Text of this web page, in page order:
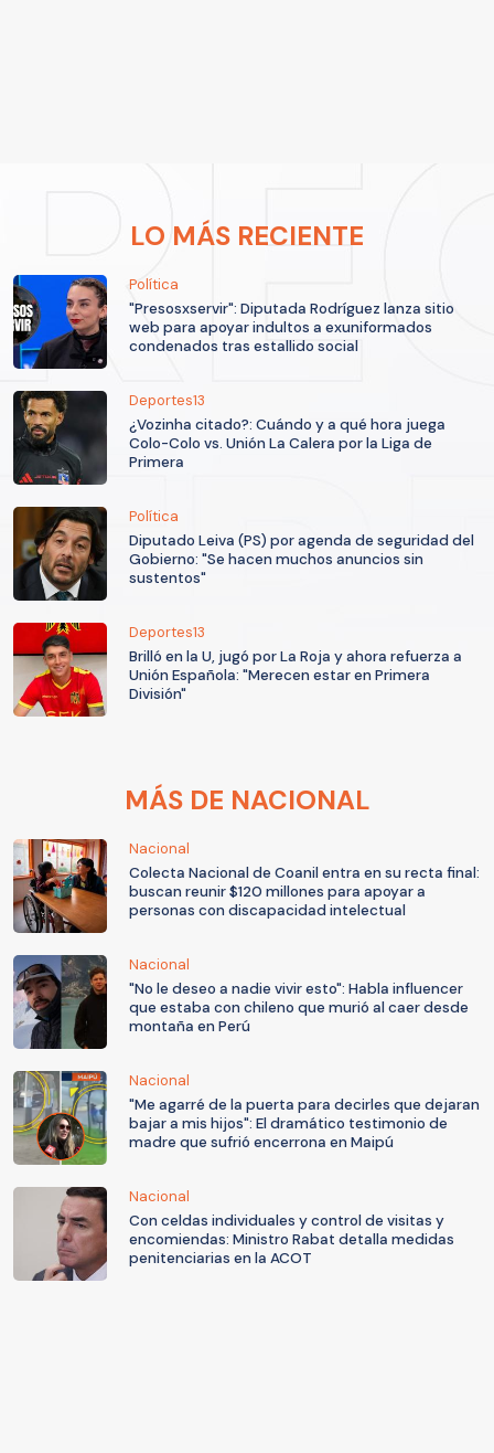
LO MÁS RECIENTE
Política
"Presosxservir": Diputada Rodríguez lanza sitio
web para apoyar indultos a exuniformados
condenados tras estallido social
Deportes13
¿Vozinha citado?: Cuándo y a qué hora juega
Colo-Colo vs. Unión La Calera por la Liga de
Primera
Política
Diputado Leiva (PS) por agenda de seguridad del
Gobierno: "Se hacen muchos anuncios sin
sustentos"
Deportes13
Brilló en la U, jugó por La Roja y ahora refuerza a
Unión Española: "Merecen estar en Primera
División"
MÁS DE NACIONAL
Nacional
Colecta Nacional de Coanil entra en su recta final:
buscan reunir $120 millones para apoyar a
personas con discapacidad intelectual
Nacional
"No le deseo a nadie vivir esto": Habla influencer
que estaba con chileno que murió al caer desde
montaña en Perú
Nacional
"Me agarré de la puerta para decirles que dejaran
bajar a mis hijos": El dramático testimonio de
madre que sufrió encerrona en Maipú
Nacional
Con celdas individuales y control de visitas y
encomiendas: Ministro Rabat detalla medidas
penitenciarias en la ACOT